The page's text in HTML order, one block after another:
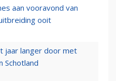
aan vooravond van
ooit
jaar langer door met
Schotland